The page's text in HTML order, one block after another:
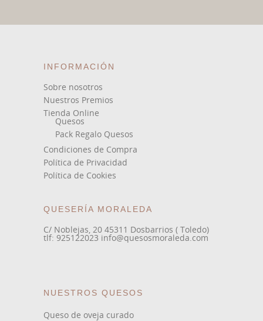
INFORMACIÓN
Sobre nosotros
Nuestros Premios
Tienda Online
Quesos
Pack Regalo Quesos
Condiciones de Compra
Política de Privacidad
Política de Cookies
QUESERÍA MORALEDA
C/ Noblejas, 20 45311 Dosbarrios ( Toledo)
tlf: 925122023 info@quesosmoraleda.com
NUESTROS QUESOS
Queso de oveja curado